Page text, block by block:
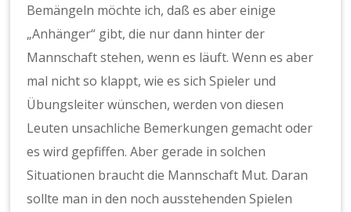
Bemängeln möchte ich, daß es aber einige
„Anhänger“ gibt, die nur dann hinter der
Mannschaft stehen, wenn es läuft. Wenn es aber
mal nicht so klappt, wie es sich Spieler und
Übungsleiter wünschen, werden von diesen
Leuten unsachliche Bemerkungen gemacht oder
es wird gepfiffen. Aber gerade in solchen
Situationen braucht die Mannschaft Mut. Daran
sollte man in den noch ausstehenden Spielen